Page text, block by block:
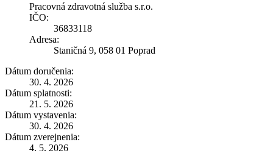
Pracovná zdravotná služba s.r.o.
IČO:
36833118
Adresa:
Staničná 9, 058 01 Poprad
Dátum doručenia:
30. 4. 2026
Dátum splatnosti:
21. 5. 2026
Dátum vystavenia:
30. 4. 2026
Dátum zverejnenia:
4. 5. 2026